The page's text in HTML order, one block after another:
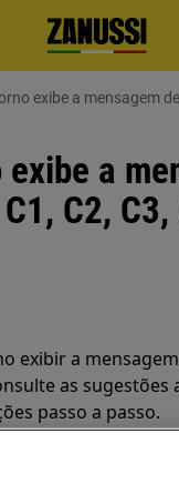
exibe a mensagem
exibe a
C2, C3,
exibir a
as sugestões
passo a passo.